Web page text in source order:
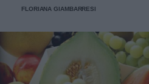
FLORIANA GIAMBARRESI